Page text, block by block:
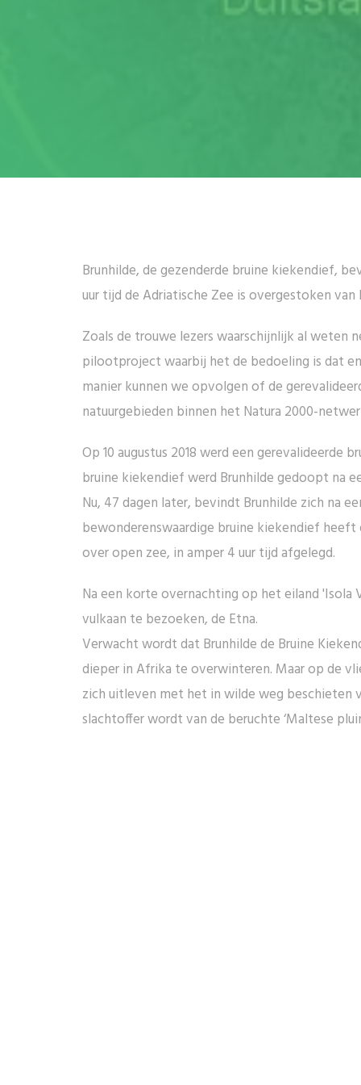
Brunhilde, de gezenderde bruine kiekendief,
uur tijd de Adriatische Zee is overgestoken
Zoals de trouwe lezers waarschijnlijk al weten
pilootproject waarbij het de bedoeling is dat
manier kunnen we opvolgen of de
natuurgebieden binnen het Natura 2000-
Op 10 augustus 2018 werd een
bruine kiekendief werd Brunhilde gedoopt na
Nu, 47 dagen later, bevindt Brunhilde zich na
bewonderenswaardige bruine kiekendief
over open zee, in amper 4 uur tijd afgelegd.
Na een korte overnachting op het eiland 'Isola
vulkaan te bezoeken, de Etna.
Verwacht wordt dat Brunhilde de Bruine
dieper in Afrika te overwinteren. Maar op de
zich uitleven met het in wilde weg beschieten
slachtoffer wordt van de beruchte ‘Maltese